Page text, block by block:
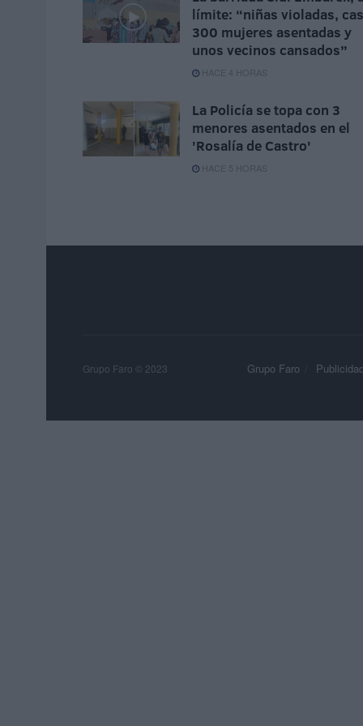
límite: “niñas violadas,
300 mujeres asentadas y
unos vecinos cansados”
HACE 4 HORAS
La Policía se topa con 3
menores asentados en el
'Rosalía de Castro'
HACE 5 HORAS
Grupo Faro Publicidad
Grupo Faro © 2023